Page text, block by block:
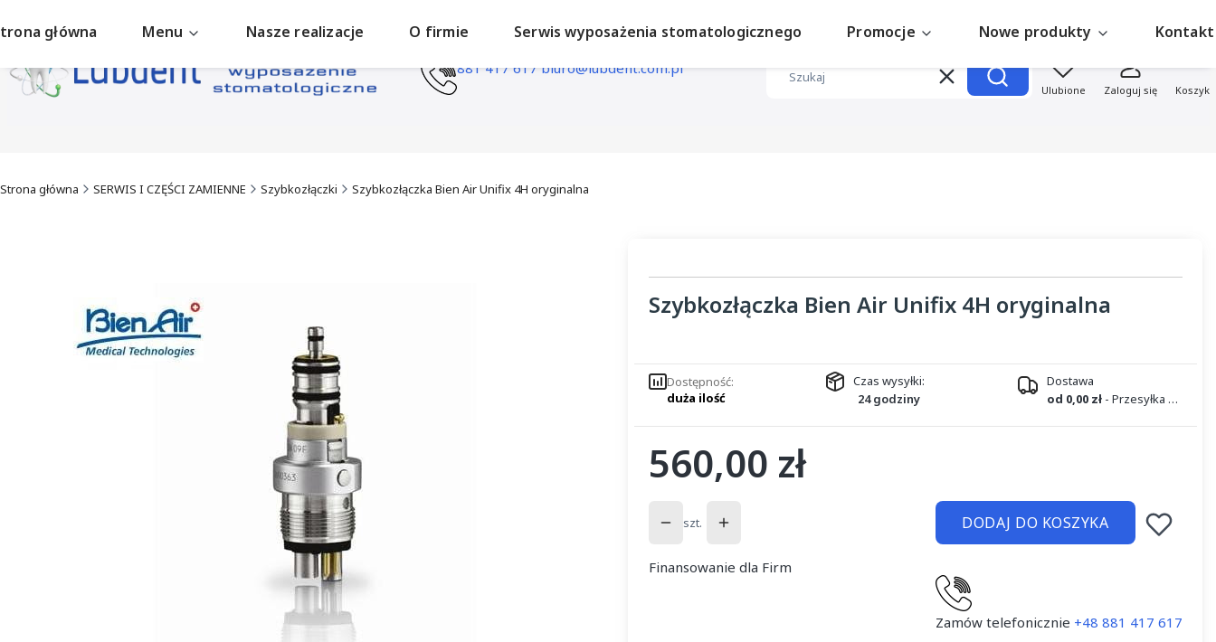
881 417 617 biuro@lubdent.com.pl
Wyczyść Szukaj Ulubione Zaloguj się Koszyk
główna Menu Nasze realizacje O firmie Serwis wyposażenia stomatologicznego Promocje Nowe produkty Kontakt
Strona główna SERWIS I CZĘŚCI ZAMIENNE Szybkozłączki Szybkozłączka Bien Air Unifix 4H oryginalna
Szybkozłączka Bien Air Unifix 4H oryginalna
Dostępność:
duża ilość
Czas wysyłki:
24 godziny
Dostawa
od 0,00 zł - Przesyłka kurierska DPD
Cena
560,00 zł
szt.
Finansowanie dla Firm
DODAJ DO KOSZYKA
Zamów telefonicznie +48 881 417 617